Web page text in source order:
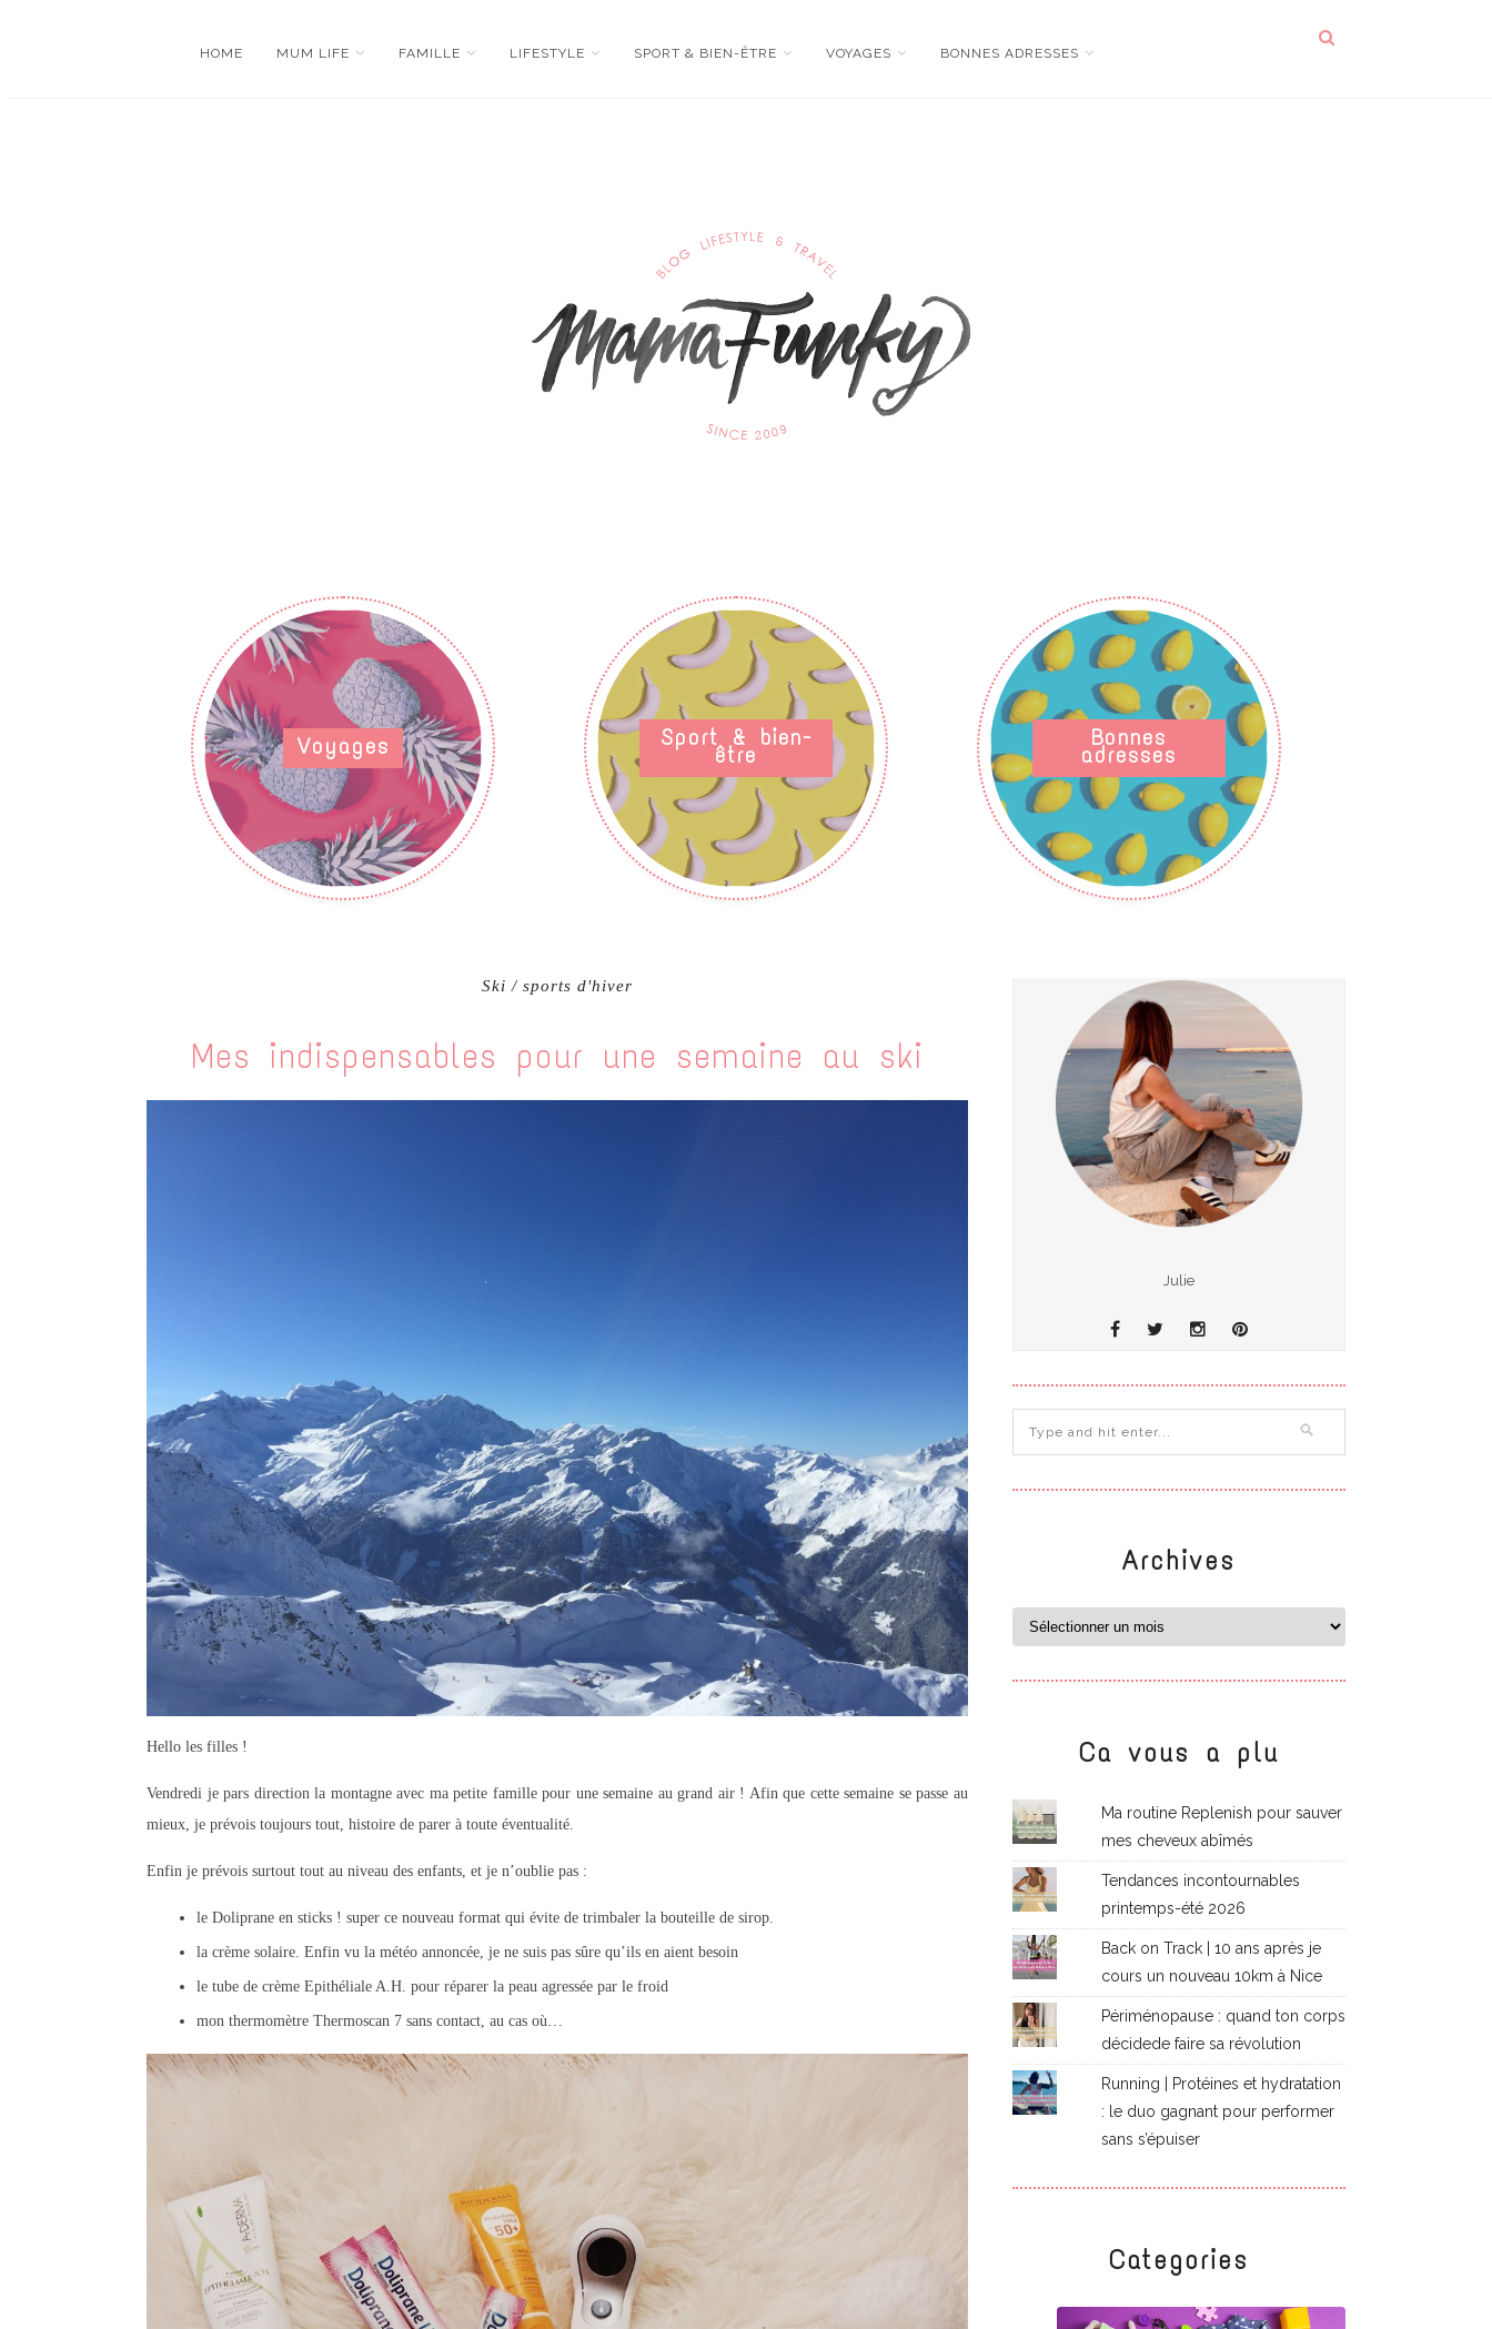
HOME MUM LIFE FAMILLE LIFESTYLE SPORT & BIEN-ÊTRE VOYAGES BONNES ADRESSES
Voyages Sport & bien-
être
Bonnes
adresses
Ski / sports d'hiver
Mes indispensables pour une semaine au ski
Hello les filles !
Vendredi je pars direction la montagne avec ma petite famille pour une semaine au grand air ! Afin que cette semaine se passe au
mieux, je prévois toujours tout, histoire de parer à toute éventualité.
Enfin je prévois surtout tout au niveau des enfants, et je n’oublie pas :
le Doliprane en sticks ! super ce nouveau format qui évite de trimbaler la bouteille de sirop.
la crème solaire. Enfin vu la météo annoncée, je ne suis pas sûre qu’ils en aient besoin
le tube de crème Epithéliale A.H. pour réparer la peau agressée par le froid
mon thermomètre Thermoscan 7 sans contact, au cas où…
Julie
Archives
Ca vous a plu
Ma routine Replenish pour sauver
mes cheveux abîmés
Tendances incontournables
printemps-été 2026
Back on Track | 10 ans après je
cours un nouveau 10km à Nice
Périménopause : quand ton corps
décidede faire sa révolution
Running | Protéines et hydratation
: le duo gagnant pour performer
sans s’épuiser
Categories